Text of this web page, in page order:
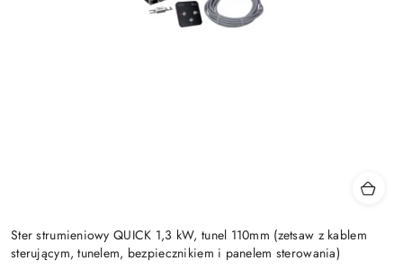
Ster strumieniowy QUICK 1,3 kW, tunel 110mm (zetsaw z kablem
sterującym, tunelem, bezpiecznikiem i panelem sterowania)